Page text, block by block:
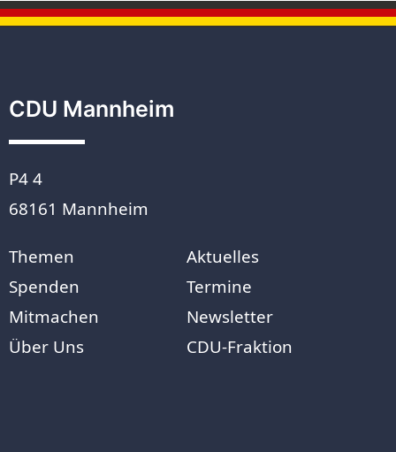
CDU Mannheim
P4 4
68161 Mannheim
Themen
Spenden
Mitmachen
Über Uns
Aktuelles
Termine
Newsletter
CDU-Fraktion